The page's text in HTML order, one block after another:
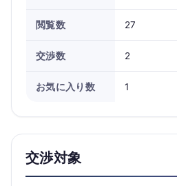
閲覧数 27
交渉数 2
お気に入り数 1
交渉対象